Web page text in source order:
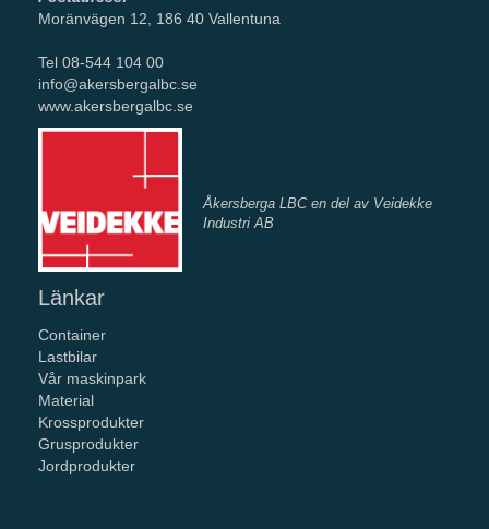
Moränvägen 12, 186 40 Vallentuna
Tel 08-544 104 00
info@akersbergalbc.se
www.akersbergalbc.se
Åkersberga LBC en del av Veidekke
Industri AB
Länkar
Container
Lastbilar
Vår maskinpark
Material
Krossprodukter
Grusprodukter
Jordprodukter